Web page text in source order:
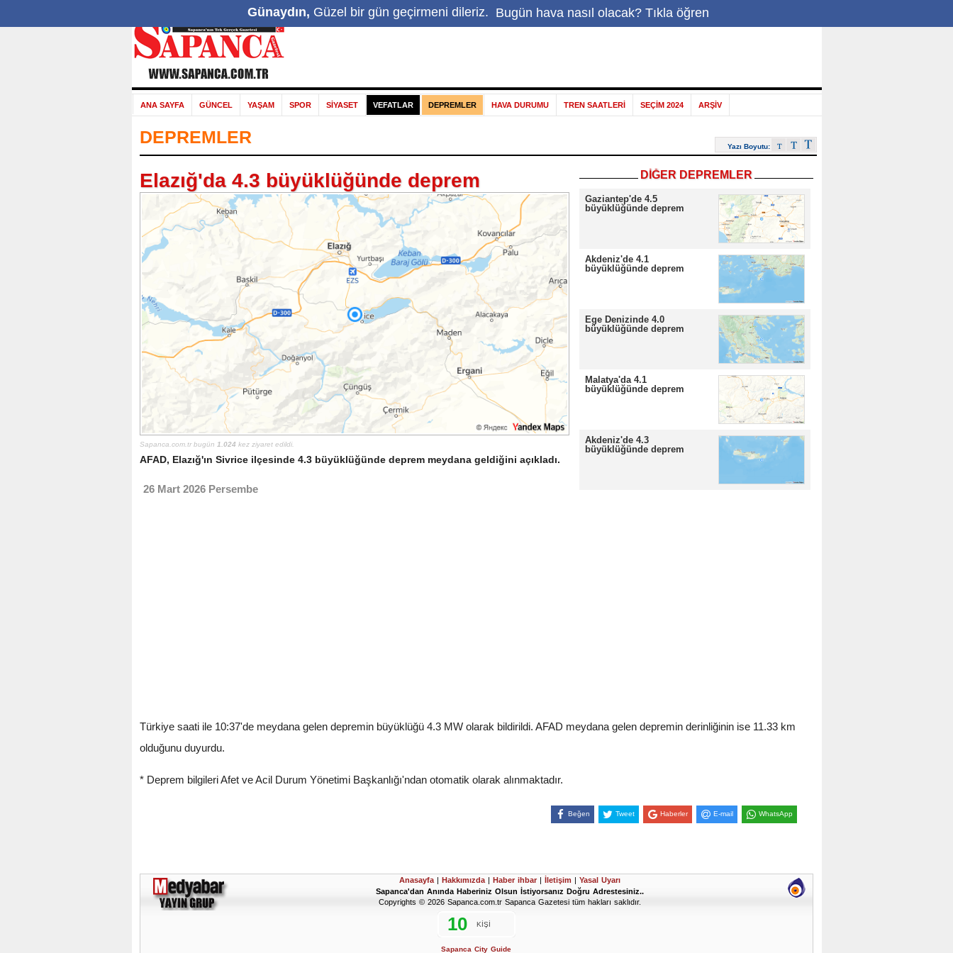
Günaydın, Güzel bir gün geçirmeni dileriz. Bugün hava nasıl olacak? Tıkla öğren
Hakkımızda|Haber ihbar|İletişim|Sapanca Gölü|E-Posta|
ANA SAYFA GÜNCEL YAŞAM SPOR SİYASET VEFATLAR DEPREMLER HAVA DURUMU TREN SAATLERİ SEÇİM 2024 ARŞİV
DEPREMLER Yazı Boyutu:
DİĞER DEPREMLER
Gaziantep'de 4.5
büyüklüğünde deprem
Akdeniz'de 4.1
büyüklüğünde deprem
Ege Denizinde 4.0
büyüklüğünde deprem
Malatya'da 4.1
büyüklüğünde deprem
Akdeniz'de 4.3
büyüklüğünde deprem
Elazığ'da 4.3 büyüklüğünde deprem
Sapanca.com.tr bugün 1.024 kez ziyaret edildi.
AFAD, Elazığ'ın Sivrice ilçesinde 4.3 büyüklüğünde deprem meydana geldiğini açıkladı.
26 Mart 2026 Persembe
Türkiye saati ile 10:37'de meydana gelen depremin büyüklüğü 4.3 MW olarak bildirildi. AFAD meydana gelen depremin derinliğinin ise 11.33 km
olduğunu duyurdu.
* Deprem bilgileri Afet ve Acil Durum Yönetimi Başkanlığı'ndan otomatik olarak alınmaktadır.
Beğen Tweet Haberler E-mail WhatsApp
Anasayfa | Hakkımızda | Haber ihbar | İletişim | Yasal Uyarı
Sapanca'dan Anında Haberiniz Olsun İstiyorsanız Doğru Adrestesiniz..
Copyrights © 2026 Sapanca.com.tr Sapanca Gazetesi tüm hakları saklıdır.
Sapanca City Guide